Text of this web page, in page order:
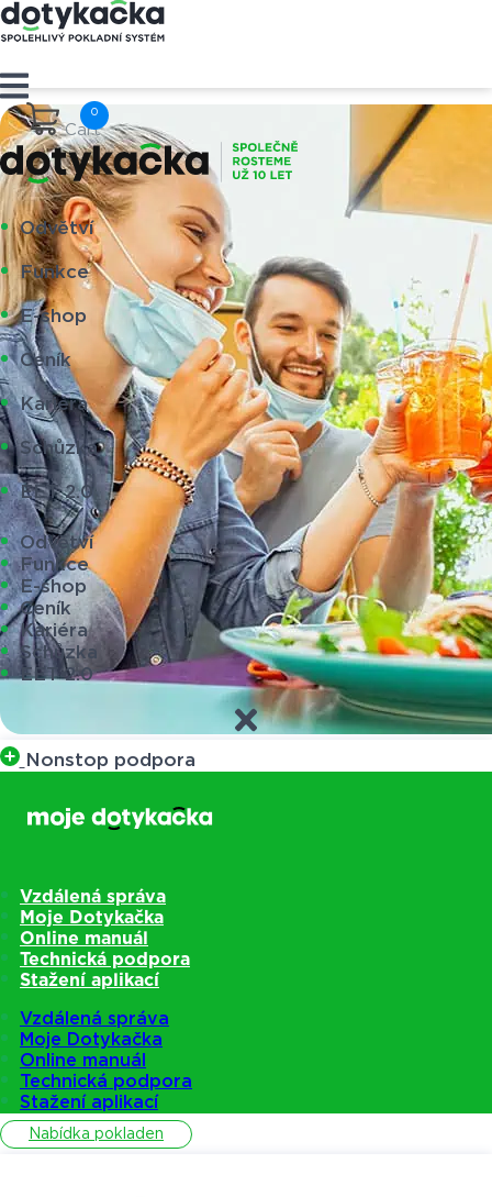
Cart
Odvětví
Funkce
E-shop
Ceník
Kariéra
Schůzka
EET 2.0
Odvětví
Funkce
E-shop
Ceník
Kariéra
Schůzka
EET 2.0
Nonstop podpora
Vzdálená správa
Moje Dotykačka
Online manuál
Technická podpora
Stažení aplikací
Vzdálená správa
Moje Dotykačka
Online manuál
Technická podpora
Stažení aplikací
Nabídka pokladen